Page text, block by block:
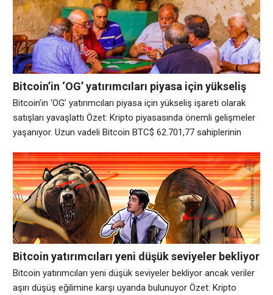
iddiasıyla 150 milyon İngiliz sterlini (200 milyon dolar) tutarında
dava açtığı bildiriliyor. Yatırımcıları temsil eden hukuk firması
Bitcoin’in ‘OG’ yatırımcıları piyasa için yükseliş
işareti olarak satışları yavaşlattı
Bitcoin’in ‘OG’ yatırımcıları piyasa için yükseliş işareti olarak
satışları yavaşlattı Özet: Kripto piyasasında önemli gelişmeler
yaşanıyor. Uzun vadeli Bitcoin BTC$ 62.701,77 sahiplerinin
en az beş yıldır elinde tutan efsanevi yatırımcılar olan bu
“OG’ler”, satış faaliyetlerinde önemli bir durgunluk yaşadı. Veri
kaynağı CryptoQuant’a göre, bu uzun vadeli sahiplerinin
Bitcoin yatırımcıları yeni düşük seviyeler bekliyor
ancak veriler aşırı düşüş eğilimine karşı uyarıda
bulunuyor
Bitcoin yatırımcıları yeni düşük seviyeler bekliyor ancak veriler
aşırı düşüş eğilimine karşı uyarıda bulunuyor Özet: Kripto